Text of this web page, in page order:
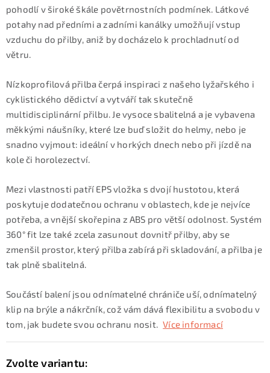
pohodlí v široké škále povětrnostních podmínek. Látkové
potahy nad předními a zadními kanálky umožňují vstup
vzduchu do přilby, aniž by docházelo k prochladnutí od
větru.
Nízkoprofilová přilba čerpá inspiraci z našeho lyžařského i
cyklistického dědictví a vytváří tak skutečně
multidisciplinární přilbu. Je vysoce sbalitelná a je vybavena
měkkými náušníky, které lze buď složit do helmy, nebo je
snadno vyjmout: ideální v horkých dnech nebo při jízdě na
kole či horolezectví.
Mezi vlastnosti patří EPS vložka s dvojí hustotou, která
poskytuje dodatečnou ochranu v oblastech, kde je nejvíce
potřeba, a vnější skořepina z ABS pro větší odolnost. Systém
360° fit lze také zcela zasunout dovnitř přilby, aby se
zmenšil prostor, který přilba zabírá při skladování, a přilba je
tak plně sbalitelná.
Součástí balení jsou odnímatelné chrániče uší, odnímatelný
klip na brýle a nákrčník, což vám dává flexibilitu a svobodu v
tom, jak budete svou ochranu nosit. Více informací